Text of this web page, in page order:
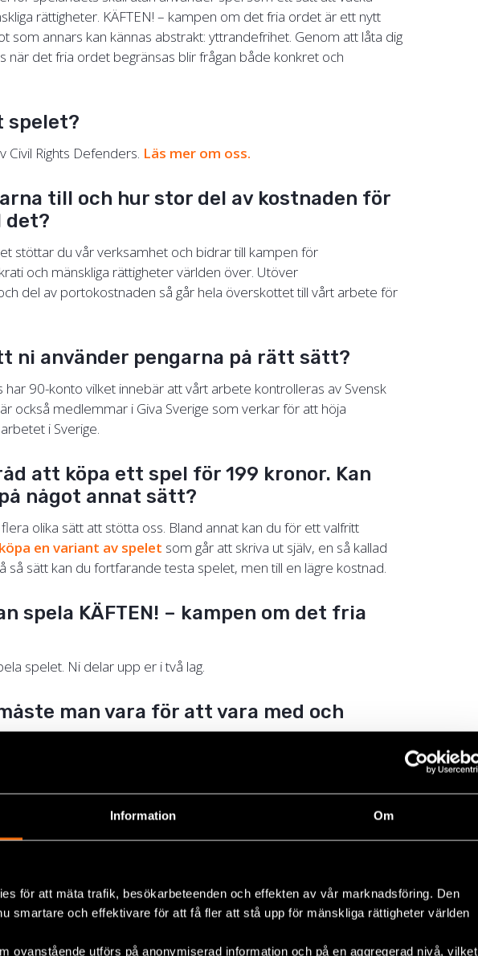
Information Om
för att mäta trafik, besökarbeteenden och effekten av vår marknadsföring. Den
smartare och effektivare för att få fler att stå upp för mänskliga rättigheter världen
ovanstående utförs på anonymiserad information och på en aggregerad nivå, vilket
rättigheter. KÄFTEN! – kampen om det fria ordet är ett nytt
som annars kan kännas abstrakt: yttrandefrihet. Genom att låta dig
när det fria ordet begränsas blir frågan både konkret och
spelet?
Civil Rights Defenders. Läs mer om oss.
till och hur stor del av kostnaden för
det?
stöttar du vår verksamhet och bidrar till kampen för
och mänskliga rättigheter världen över. Utöver
del av portokostnaden så går hela överskottet till vårt arbete för
ni använder pengarna på rätt sätt?
har 90-konto vilket innebär att vårt arbete kontrolleras av Svensk
också medlemmar i Giva Sverige som verkar för att höja
i Sverige.
att köpa ett spel för 199 kronor. Kan
något annat sätt?
olika sätt att stötta oss. Bland annat kan du för ett valfritt
köpa en variant av spelet som går att skriva ut själv, en så kallad
så sätt kan du fortfarande testa spelet, men till en lägre kostnad.
spela KÄFTEN! – kampen om det fria
spelet. Ni delar upp er i två lag.
man vara för att vara med och
så ingår ett regelhäfte som tydligt förklarar hur
gång!